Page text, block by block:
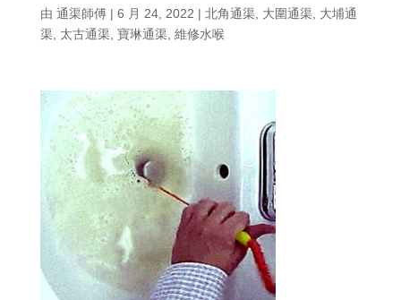
由 通渠師傅| 6 月 24, 2022 | 北角通渠, 大圍通渠, 大埔通
渠, 太古通渠, 寶琳通渠, 維修水喉